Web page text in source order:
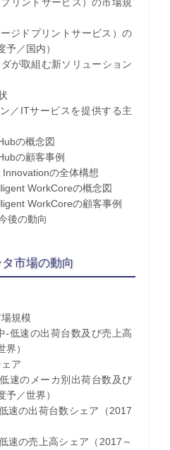
ドプリントサービス）の
／国内）
が取組む新ソリューション
ITサービスを提供する主
の概念図
の顧客事例
の全体構想
WorkCoreの概念図
WorkCoreの顧客事例
の動向
市場の動向
規模
速の出荷台数及び売上高
界）
ア
のメーカ別出荷台数及び
／世界）
の出荷台数シェア（2017
の売上高シェア（2017～